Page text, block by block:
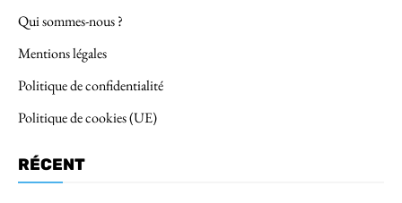
Qui sommes-nous ?
Mentions légales
Politique de confidentialité
Politique de cookies (UE)
RÉCENT